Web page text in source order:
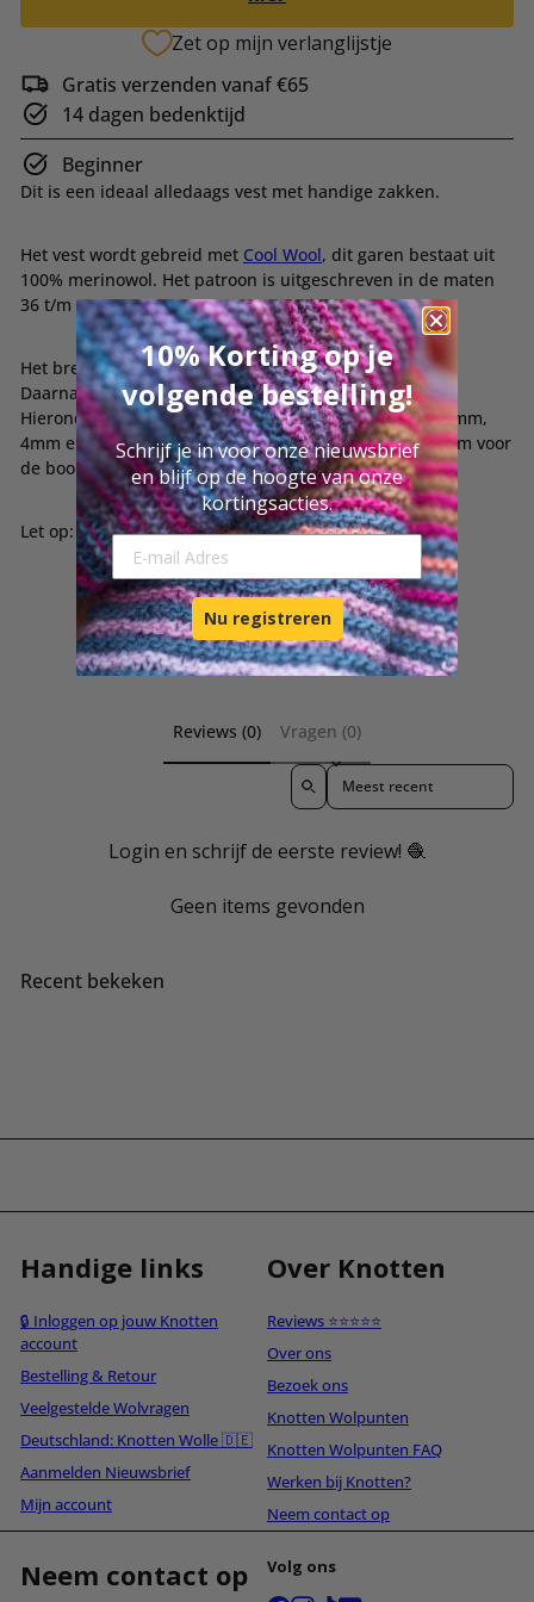
Zet op mijn verlanglijstje
Gratis verzenden vanaf €65
14 dagen bedenktijd
Beginner
Dit is een ideaal alledaags vest met handige zakken.
Het vest wordt gebreid met Cool Wool, dit garen bestaat uit
100% merinowol. Het patroon is uitgeschreven in de maten
36 t/m 44.
Het breipakket bestaat uit 11/12/13 bollen Cool Wool.
Daarnaast bevat het pakket het Classici 27 magazine.
Hieronder kun je ook de aangeraden breinaalden (3.5mm,
4mm en naaldpunten 3.5mm met een draad van 120 cm voor
de boord) toevoegen.
Let op: de knopen zijn niet bij dit pakket inbegrepen.
Bekijk wat onze klanten maken
Reviews (0) Vragen (0)
Sort reviews by
Login en schrijf de eerste review! 🧶
Geen items gevonden
Recent bekeken
Handige links
🔒 Inloggen op jouw Knotten
account
Bestelling & Retour
Veelgestelde Wolvragen
Deutschland: Knotten Wolle 🇩🇪
Aanmelden Nieuwsbrief
Mijn account
Over Knotten
Reviews ⭐⭐⭐⭐⭐
Over ons
Bezoek ons
Knotten Wolpunten
Knotten Wolpunten FAQ
Werken bij Knotten?
Neem contact op
Neem contact op
Volg ons
10% Korting op je
volgende bestelling!
Schrijf je in voor onze nieuwsbrief
en blijf op de hoogte van onze
kortingsacties.
E-mail Adresse
Nu registreren